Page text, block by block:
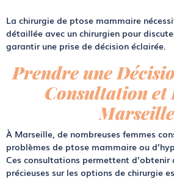
La chirurgie de ptose mammaire
détaillée avec un chirurgien pour
garantir une prise de décision éclairée.
Prendre une
Consultation et
Marseille
À Marseille, de nombreuses femmes
problèmes de ptose mammaire ou d’
Ces consultations permettent d’obtenir
précieuses sur les options de chirurgie